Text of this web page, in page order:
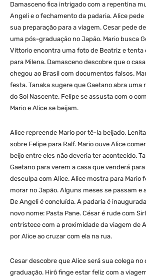
Damasceno fica intrigado com a repentina
Angeli e o fechamento da padaria. Alice
sua preparação para a viagem. Cesar pede
uma pós-graduação no Japão. Mario busca
Vittorio encontra uma foto de Beatriz e tenta
para Milena. Damasceno descobre que o
chegou ao Brasil com documentos falsos.
festa. Tanaka sugere que Gaetano abra uma
do Sol Nascente. Felipe se assusta com o
Mario e Alice se beijam.
Alice repreende Mario por tê-la beijado.
sobre Felipe para Ralf. Mario ouve Alice
beijo entre eles não deveria ter acontecido.
Gaetano para verem a casa que venderá para
desculpa com Alice. Alice mostra para Mario
morar no Japão. Alguns meses se passam e
De Angeli é concluída. A padaria é
novo nome: Pasta Pane. César é rude com
entristece com a proximidade da viagem de
por Alice ao cruzar com ela na rua.
Cesar descobre que Alice será sua colega no
graduação. Hirô finge estar feliz com a